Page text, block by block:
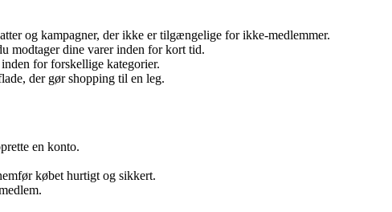
og kampagner, der ikke er tilgængelige for ikke-medlemmer.
modtager dine varer inden for kort tid.
for forskellige kategorier.
der gør shopping til en leg.
en konto.
købet hurtigt og sikkert.